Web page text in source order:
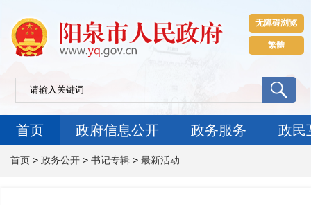
无障碍浏览
繁體
首页 政府信息公开 政务服务 政民
首页 > 政务公开 > 书记专辑 > 最新活动